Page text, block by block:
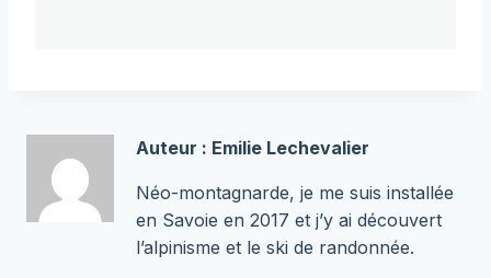
Auteur : Emilie Lechevalier
Néo-montagnarde, je me suis installée
en Savoie en 2017 et j’y ai découvert
l’alpinisme et le ski de randonnée.